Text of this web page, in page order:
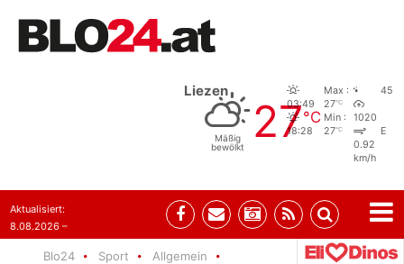
Liezen
Mäßig
bewölkt
27°C
03:49
18:28
Max :
27°C
Min :
27°C
45
1020
E
0.92
km/h
Aktualisiert:
8.08.2026 –
Blo24 Sport
Allgemein